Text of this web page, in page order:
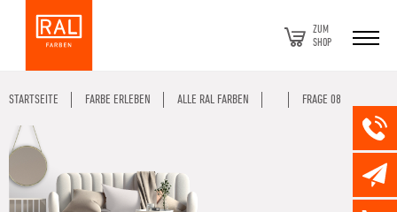
ZUM
SHOP
STARTSEITE FARBE ERLEBEN ALLE RAL FARBEN FRAGE 08